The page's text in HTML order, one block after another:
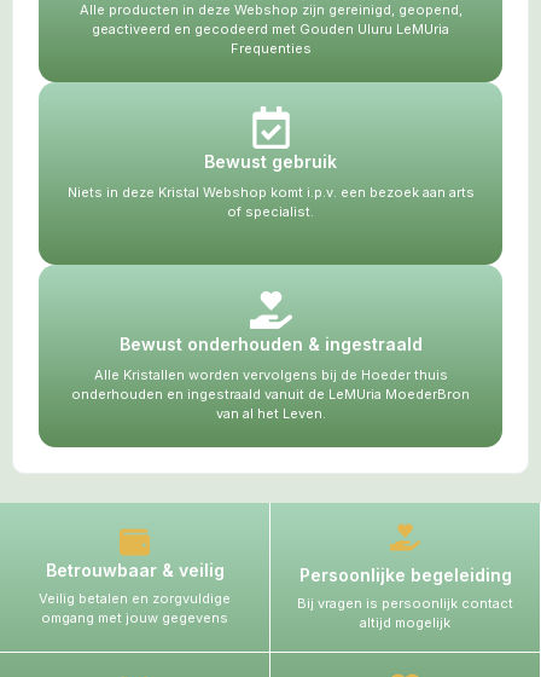
Alle producten in deze Webshop zijn gereinigd, geopend,
geactiveerd en gecodeerd met Gouden Uluru LeMUria
Frequenties
Bewust gebruik
Niets in deze Kristal Webshop komt i.p.v. een bezoek aan arts
of specialist.
Bewust onderhouden & ingestraald
Alle Kristallen worden vervolgens bij de Hoeder thuis
onderhouden en ingestraald vanuit de LeMUria MoederBron
van al het Leven.
Betrouwbaar & veilig
Veilig betalen en zorgvuldige
omgang met jouw gegevens
Persoonlijke begeleiding
Bij vragen is persoonlijk contact
altijd mogelijk